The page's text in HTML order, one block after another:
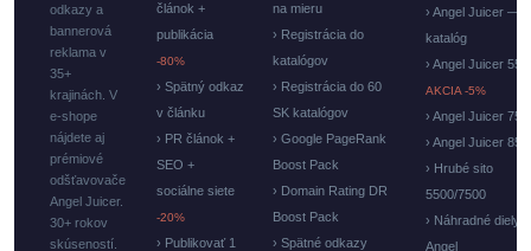
odkazy a
bannerová
reklama v
35+
krajinách. V
e-shope
nájdete aj
prémiové
odšťavovače
Angel Juicer.
30+ rokov
skúseností.
článok +
publikácia
-80%
› Spätný odkaz
v článku
› PR článok +
SEO +
sociálne siete
-20%
› Publikovať 1
na mieru
› Registrácia do
katalógov
› Registrácia do 60
SK katalógov
› Google PageRank
Boost Pack
› Domain Rating DR
Boost Pack
› Spätné odkazy
› Angel Juicer —
katalóg
› Angel Juicer
AKCIA -5%
› Angel Juicer
› Angel Juicer
› Hrubé sito
5500/7500
› Náhradné diely
Angel